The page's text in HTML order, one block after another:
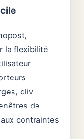
la flexibilité
dliv
de
contraintes